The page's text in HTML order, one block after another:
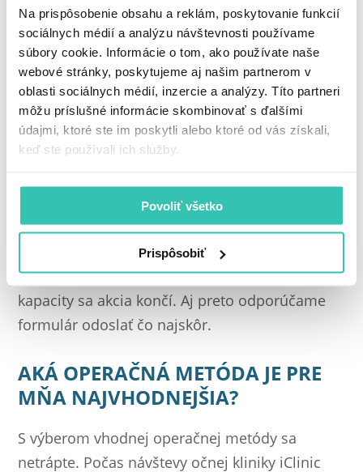
Na prispôsobenie obsahu a reklám, poskytovanie funkcií
sociálnych médií a analýzu návštevnosti používame
súbory cookie. Informácie o tom, ako používate naše
webové stránky, poskytujeme aj našim partnerom v
oblasti sociálnych médií, inzercie a analýzy. Títo partneri
môžu príslušné informácie skombinovať s ďalšími
údajmi, ktoré ste im poskytli alebo ktoré od vás získali,
keď ste používali ich služby.
Povoliť všetko
Prispôsobiť
Zároveň platí, že to, čo ľudia často odkladajú na
„neskôr“, sa po lete zvyčajne opäť posunie.
Príde pracovný kolotoč, škola, povinnosti a
ďalšie mesiace ubehnú bez zmeny. Ak o
operácii očí uvažujete už dlhšie, práve teraz
môže byť ten správny moment urobiť
Navyše ide o mimoriadnu výpredajovú ponuku
so 60 % zľavou, ktorú očná klinika iClinic počas
roka štandardne neposkytuje. Po naplnení
kapacity sa akcia končí. Aj preto odporúčame
formulár odoslať čo najskôr.
AKÁ OPERAČNÁ METÓDA JE PRE
MŇA NAJVHODNEJŠIA?
S výberom vhodnej operačnej metódy sa
netrápte. Počas návštevy očnej kliniky iClinic